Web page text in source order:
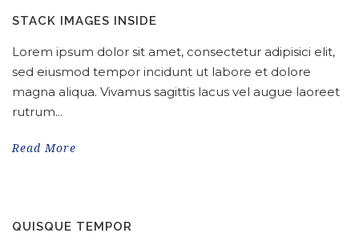
STACK IMAGES INSIDE
Lorem ipsum dolor sit amet, consectetur adipisici elit,
sed eiusmod tempor incidunt ut labore et dolore
magna aliqua. Vivamus sagittis lacus vel augue laoreet
rutrum...
Read More
QUISQUE TEMPOR